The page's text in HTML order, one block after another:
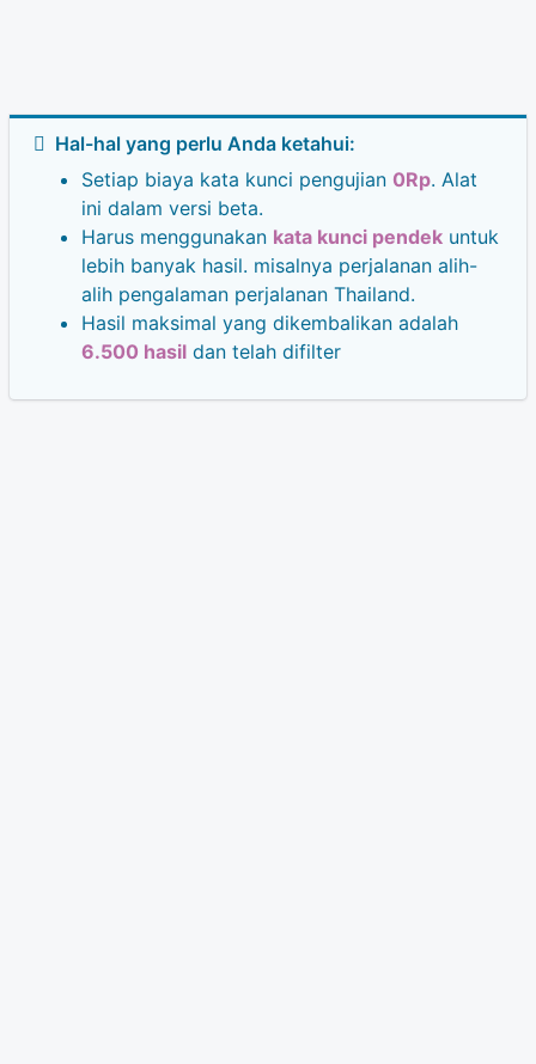
Hal-hal yang perlu Anda ketahui:
Setiap biaya kata kunci pengujian 0Rp. Alat
ini dalam versi beta.
Harus menggunakan kata kunci pendek untuk
lebih banyak hasil. misalnya perjalanan alih-
alih pengalaman perjalanan Thailand.
Hasil maksimal yang dikembalikan adalah
6.500 hasil dan telah difilter